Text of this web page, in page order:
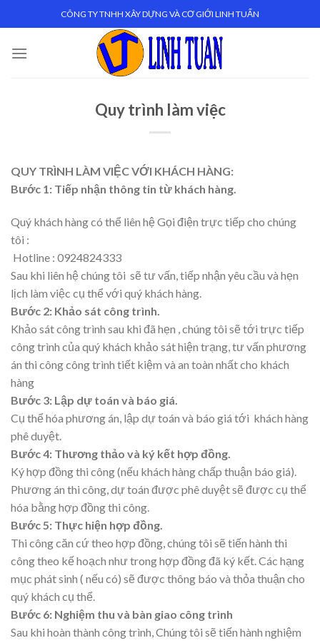
to
CÔNG TY TNHH XÂY DỰNG VÀ CƠ GIỚI LINH TUẤN
Quy trình làm việc
QUY TRÌNH LÀM VIỆC VỚI KHÁCH HÀNG:
Bước 1: Tiếp nhận thông tin từ khách hàng.
Quý khách hàng có thể liên hệ Gọi điện trực tiếp cho chúng
tôi :
Hotline : 0924824333
Sau khi liên hệ chúng tôi sẽ tư vấn, tiếp nhận yêu cầu và hẹn
lịch làm việc cụ thể với quý khách hàng.
Bước 2: Khảo sát công trình.
Khảo sát công trình sau khi đã hẹn , chúng tôi sẽ tới trực tiếp
công trình của quý khách khảo sát hiện trạng, tư vấn phương
án thi công công trình tiết kiệm và an toàn nhất cho khách
hàng
Bước 3: Lập dự toán và báo giá.
Cụ thể hóa phương án, lập dự toán và báo giá tới khách hàng
phê duyệt.
Bước 4: Thương thảo và ký kết hợp đồng.
Ký hợp đồng thi công (nếu khách hàng chấp thuận báo giá).
Phương án thi công, dự toán được phê duyệt sẽ được cụ thể
hóa bằng hợp đồng thi công.
Bước 5: Thực hiện hợp đồng.
Thi công căn cứ theo hợp đồng, chúng tôi sẽ tiến hành thi
công theo kế hoạch như trong hợp đồng đã ký kết. Các hạng
mục phát sinh ( nếu có) sẽ được thông báo và thỏa thuận cho
quý khách cụ thể.
Bước 6: Nghiệm thu và bàn giao công trình
Sau khi hoàn thành công trình, Chúng tôi sẽ tiến hành nghiệm